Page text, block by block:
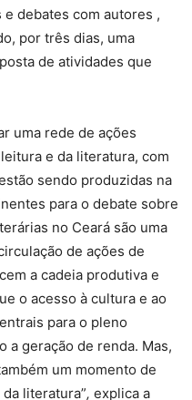
debates com autores ,
por três dias, uma
de atividades que
uma rede de ações
e da literatura, com
sendo produzidas na
para o debate sobre
no Ceará são uma
de ações de
a cadeia produtiva e
o acesso à cultura e ao
para o pleno
a geração de renda. Mas,
um momento de
literatura”, explica a